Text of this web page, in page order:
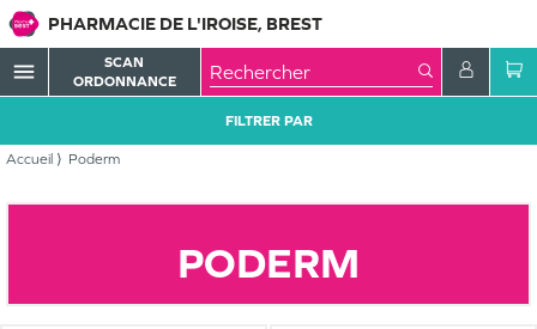
PHARMACIE DE L'IROISE, BREST
menu
SCAN
ORDONNANCE
Accueil Poderm
FILTRER PAR
PODERM